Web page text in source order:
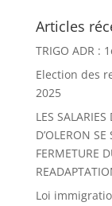
Articles
TRIGO ADR :
Election des
2025
LES SALARIES
D’OLERON
FERMETURE
Loi